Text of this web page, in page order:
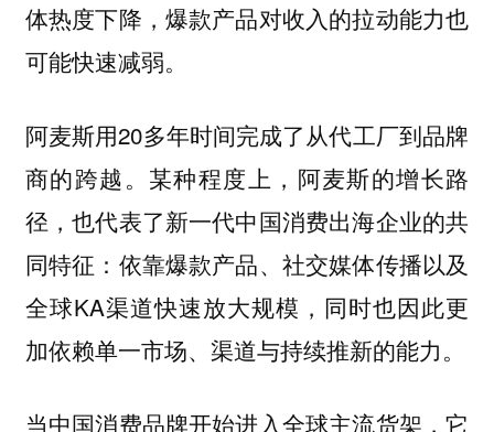
体热度下降，爆款产品对收入的拉动能力也
可能快速减弱。
阿麦斯用20多年时间完成了从代工厂到品牌
商的跨越。某种程度上，阿麦斯的增长路
径，也代表了新一代中国消费出海企业的共
同特征：依靠爆款产品、社交媒体传播以及
全球KA渠道快速放大规模，同时也因此更
加依赖单一市场、渠道与持续推新的能力。
当中国消费品牌开始进入全球主流货架，它